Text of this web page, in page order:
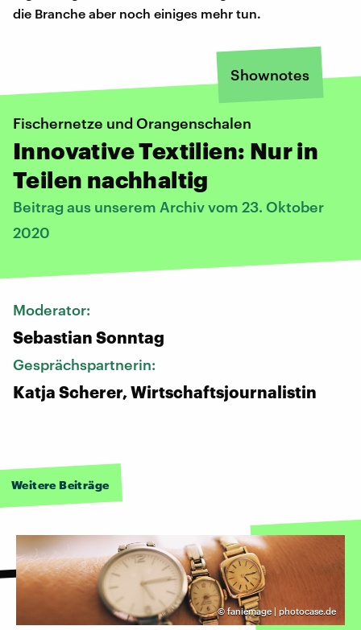
die Branche aber noch einiges mehr tun.
Shownotes
Fischernetze und Orangenschalen
Innovative Textilien: Nur in
Teilen nachhaltig
Beitrag aus unserem Archiv vom 23. Oktober
2020
Moderator:
Sebastian Sonntag
Gesprächspartnerin:
Katja Scherer, Wirtschaftsjournalistin
Weitere Beiträge
©faniemage | photocase.de